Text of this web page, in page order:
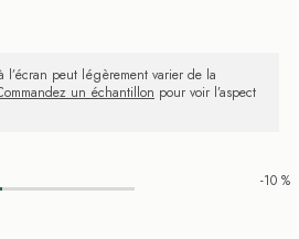
l’écran peut légèrement varier de la
un échantillon pour voir l’aspect
-10 %